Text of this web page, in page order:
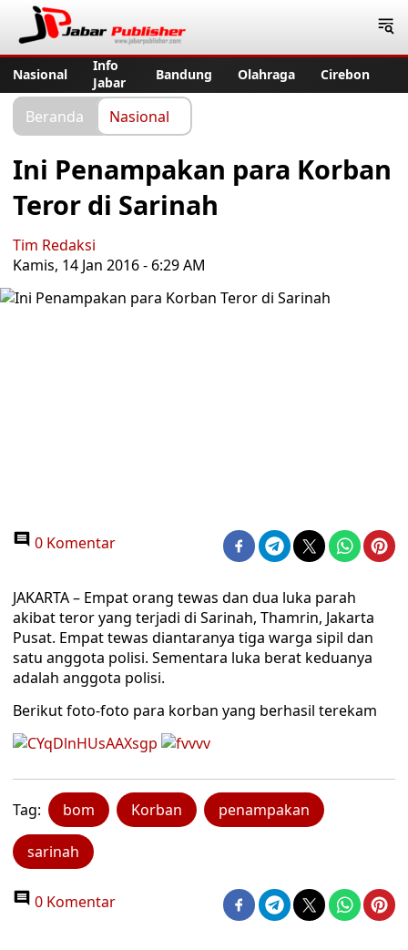
Nasional
Info
Jabar
Bandung Olahraga Cirebon
Beranda Nasional
Ini Penampakan para Korban
Teror di Sarinah
Tim Redaksi
Kamis, 14 Jan 2016 - 6:29 AM
0 Komentar
JAKARTA – Empat orang tewas dan dua luka parah
akibat teror yang terjadi di Sarinah, Thamrin, Jakarta
Pusat. Empat tewas diantaranya tiga warga sipil dan
satu anggota polisi. Sementara luka berat keduanya
adalah anggota polisi.
Berikut foto-foto para korban yang berhasil terekam
Tag: bom Korban penampakan
sarinah
0 Komentar